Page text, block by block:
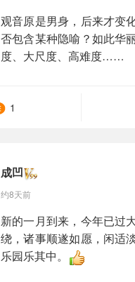
观音原是男身，后来才变
否包含某种隐喻？如此华
度、大尺度、高难度……
1
成凹
约8天前
新的一月到来，今年已过
绕，诸事顺遂如愿，闲适
乐园乐其中。